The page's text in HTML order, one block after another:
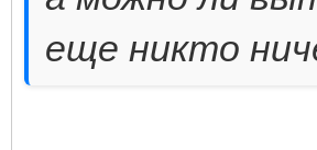
еще никто